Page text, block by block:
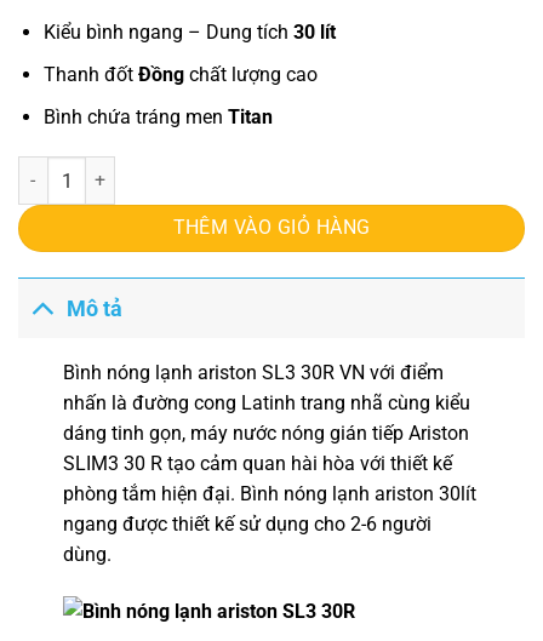
Kiểu bình ngang – Dung tích 30 lít
Thanh đốt Đồngchất lượng cao
Bình chứa tráng men Titan
Bình nóng lạnh ariston SL3 30R VN số lượng
THÊM VÀO GIỎ HÀNG
Mô tả
Bình nóng lạnh ariston SL3 30R VN với điểm
nhấn là đường cong Latinh trang nhã cùng kiểu
dáng tinh gọn, máy nước nóng gián tiếp Ariston
SLIM3 30 R tạo cảm quan hài hòa với thiết kế
phòng tắm hiện đại. Bình nóng lạnh ariston 30lít
ngang được thiết kế sử dụng cho 2-6 người
dùng.